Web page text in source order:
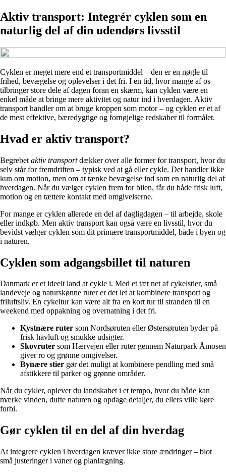
Aktiv transport: Integrér cyklen som en
naturlig del af din udendørs livsstil
Cyklen er meget mere end et transportmiddel – den er en nøgle til
frihed, bevægelse og oplevelser i det fri. I en tid, hvor mange af os
tilbringer store dele af dagen foran en skærm, kan cyklen være en
enkel måde at bringe mere aktivitet og natur ind i hverdagen. Aktiv
transport handler om at bruge kroppen som motor – og cyklen er et af
de mest effektive, bæredygtige og fornøjelige redskaber til formålet.
Hvad er aktiv transport?
Begrebet aktiv transportdækker over alle former for transport, hvor du
selv står for fremdriften – typisk ved at gå eller cykle. Det handler ikke
kun om motion, men om at tænke bevægelse ind som en naturlig del af
hverdagen. Når du vælger cyklen frem for bilen, får du både frisk luft,
motion og en tættere kontakt med omgivelserne.
For mange er cyklen allerede en del af dagligdagen – til arbejde, skole
eller indkøb. Men aktiv transport kan også være en livsstil, hvor du
bevidst vælger cyklen som dit primære transportmiddel, både i byen og
i naturen.
Cyklen som adgangsbillet til naturen
Danmark er et ideelt land at cykle i. Med et tæt net af cykelstier, små
landeveje og naturskønne ruter er det let at kombinere transport og
friluftsliv. En cykeltur kan være alt fra en kort tur til stranden til en
weekend med oppakning og overnatning i det fri.
Kystnære ruter som Nordsøruten eller Østersøruten byder på
frisk havluft og smukke udsigter.
Skovruter som Hærvejen eller ruter gennem Naturpark Åmosen
giver ro og grønne omgivelser.
Bynære stier gør det muligt at kombinere pendling med små
afstikkere til parker og grønne områder.
Når du cykler, oplever du landskabet i et tempo, hvor du både kan
mærke vinden, dufte naturen og opdage detaljer, du ellers ville køre
forbi.
Gør cyklen til en del af din hverdag
At integrere cyklen i hverdagen kræver ikke store ændringer – blot
små justeringer i vaner og planlægning.